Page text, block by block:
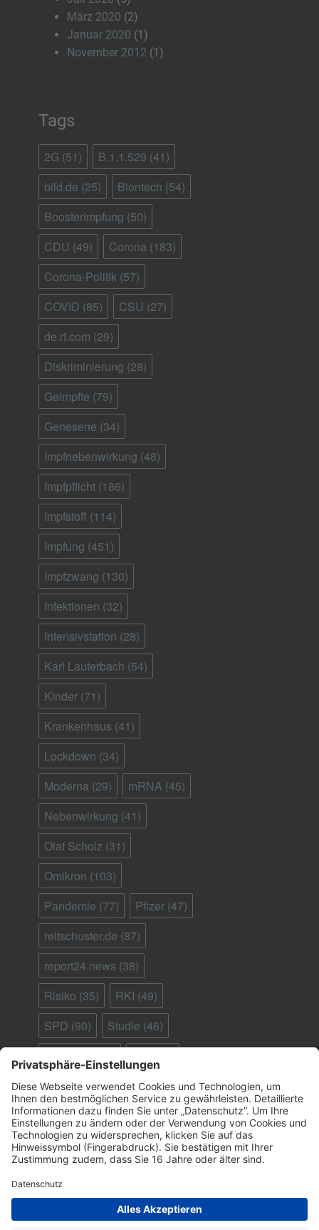
März 2020 (2)
Januar 2020 (1)
November 2012 (1)
Tags
2G (51) B.1.1.529 (41)
bild.de (25) Biontech (54)
BoosterImpfung (50)
CDU (49) Corona (183)
Corona-Politik (57)
COVID (85) CSU (27)
de.rt.com (29)
Diskriminierung (28)
Geimpfte (79)
Genesene (34)
Impfnebenwirkung (48)
Impfpflicht (186)
Impfstoff (114)
Impfung (451)
Impfzwang (130)
Infektionen (32)
Intensivstation (28)
Karl Lauterbach (54)
Kinder (71)
Krankenhaus (41)
Lockdown (34)
Moderna (29) mRNA (45)
Nebenwirkung (41)
Olaf Scholz (31)
Omikron (103)
Pandemie (77) Pfizer (47)
reitschuster.de (87)
report24.news (38)
Risiko (35) RKI (49)
SPD (90) Studie (46)
Ungeimpfte(95)
Virus(29) welt.de(33)
WHO(41) Österreich (25)